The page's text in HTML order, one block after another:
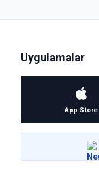
Uygulamalar
App Store